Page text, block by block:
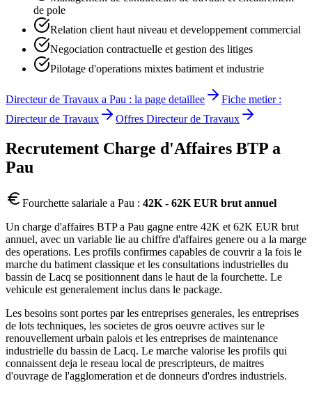
de pole
Relation client haut niveau et developpement commercial
Negociation contractuelle et gestion des litiges
Pilotage d'operations mixtes batiment et industrie
Directeur de Travaux a Pau : la page detaillee
Fiche metier :
Directeur de Travaux
Offres Directeur de Travaux
Recrutement Charge d'Affaires BTP a
Pau
Fourchette salariale a Pau : 42K - 62K EUR brut annuel
Un charge d'affaires BTP a Pau gagne entre 42K et 62K EUR brut
annuel, avec un variable lie au chiffre d'affaires genere ou a la marge
des operations. Les profils confirmes capables de couvrir a la fois le
marche du batiment classique et les consultations industrielles du
bassin de Lacq se positionnent dans le haut de la fourchette. Le
vehicule est generalement inclus dans le package.
Les besoins sont portes par les entreprises generales, les entreprises
de lots techniques, les societes de gros oeuvre actives sur le
renouvellement urbain palois et les entreprises de maintenance
industrielle du bassin de Lacq. Le marche valorise les profils qui
connaissent deja le reseau local de prescripteurs, de maitres
d'ouvrage de l'agglomeration et de donneurs d'ordres industriels.